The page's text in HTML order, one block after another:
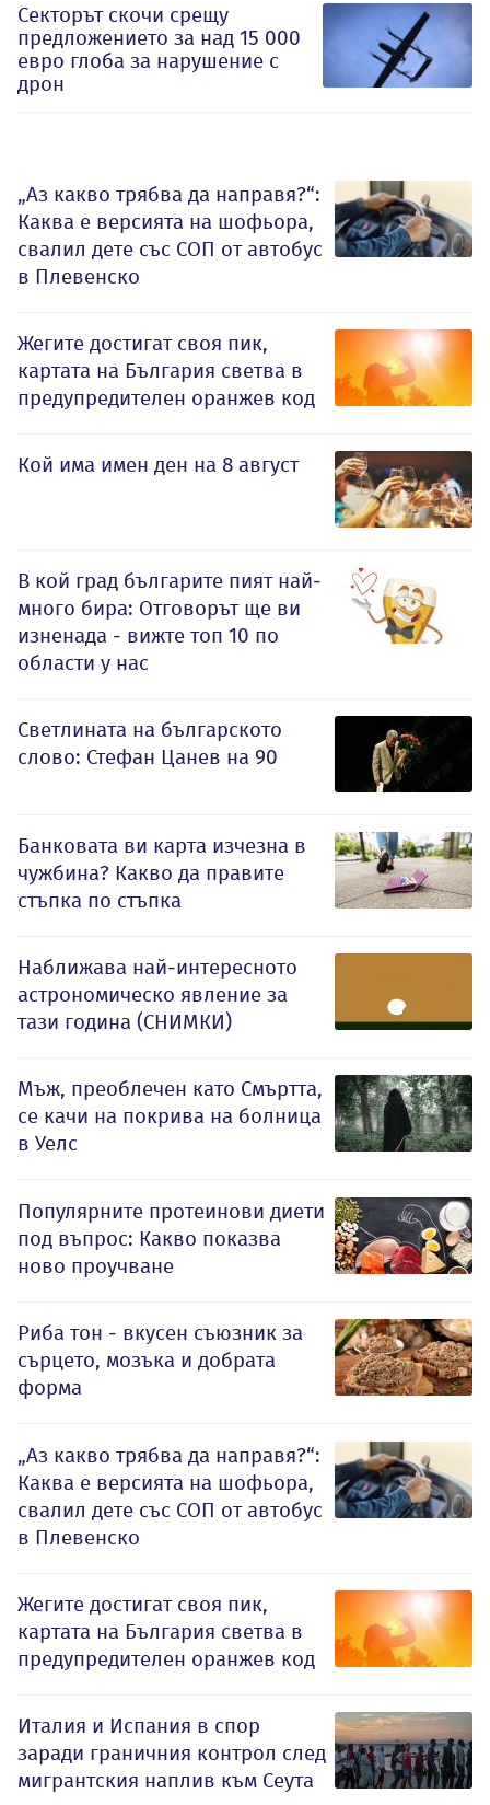
Секторът скочи срещу
предложението за над 15 000
евро глоба за нарушение с
дрон
„Аз какво трябва да направя?“:
Каква е версията на шофьора,
свалил дете със СОП от автобус
в Плевенско
Жегите достигат своя пик,
картата на България светва в
предупредителен оранжев код
Кой има имен ден на 8 август
В кой град българите пият най-
много бира: Отговорът ще ви
изненада - вижте топ 10 по
области у нас
Светлината на българското
слово: Стефан Цанев на 90
Банковата ви карта изчезна в
чужбина? Какво да правите
стъпка по стъпка
Наближава най-интересното
астрономическо явление за
тази година (СНИМКИ)
Мъж, преоблечен като Смъртта,
се качи на покрива на болница
в Уелс
Популярните протеинови диети
под въпрос: Какво показва
ново проучване
Риба тон - вкусен съюзник за
сърцето, мозъка и добрата
форма
„Аз какво трябва да направя?“:
Каква е версията на шофьора,
свалил дете със СОП от автобус
в Плевенско
Жегите достигат своя пик,
картата на България светва в
предупредителен оранжев код
Италия и Испания в спор
заради граничния контрол след
мигрантския наплив към Сеута